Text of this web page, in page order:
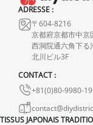
Aucun
endommagés.
En cas de défaut de
avec photos ou
solution rapide et
ADRESSE :
〒604-8216
京都府京都市中京
西洞院通六角下る
北川ビル3F
CONTACT :
+81(0)80-9980-
TISSUS JAPONAIS